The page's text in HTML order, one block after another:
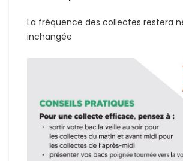
La fréquence des collectes restera
inchangée